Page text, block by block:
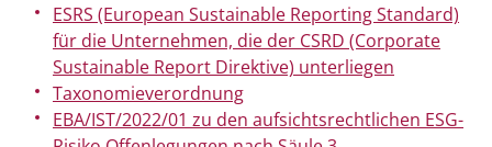
ESRS (European Sustainable Reporting Standard)
für die Unternehmen, die der CSRD (Corporate
Sustainable Report Direktive) unterliegen
Taxonomieverordnung
EBA/IST/2022/01 zu den aufsichtsrechtlichen ESG-